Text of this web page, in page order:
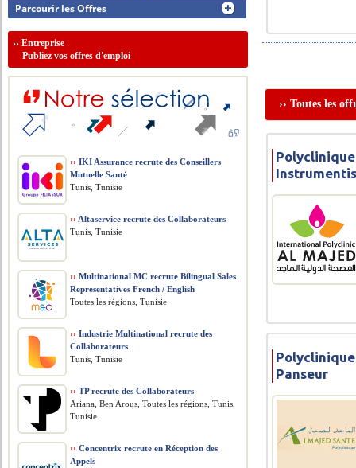
›› Toutes les
Panseur
Parcourir les Offres
››Entreprise
Publiez vos offres d'emploi
›› IKI Assurance recrute des Conseillers
Mutuelle Santé
Tunis, Tunisie
›› Altaservice recrute des Collaborateurs
Tunis, Tunisie
›› Multinational MC recrute Bilingual Sales
Representatives French / English
Toutes les régions, Tunisie
›› Industrie Multinational recrute des
Collaborateurs
Tunis, Tunisie
›› TP recrute des Collaborateurs
Ariana, Ben Arous, Toutes les régions, Tunis,
Tunisie
›› Concentrix recrute en Réception des
Appels